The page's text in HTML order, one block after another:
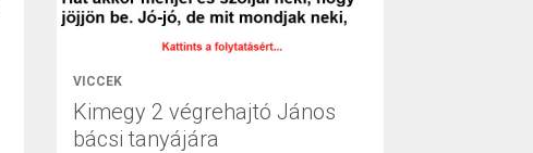
VICCEK
Kimegy 2 végrehajtó János
bácsi tanyájára